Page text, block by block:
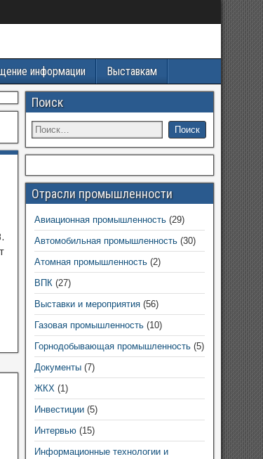
информации Выставкам
Поиск
Отрасли промышленности
Авиационная промышленность(29)
Автомобильная промышленность(30)
Атомная промышленность(2)
ВПК(27)
Выставки и мероприятия(56)
Газовая промышленность(10)
Горнодобывающая промышленность(5)
Документы(7)
ЖКХ(1)
Инвестиции(5)
Интервью(15)
Информационные технологии и